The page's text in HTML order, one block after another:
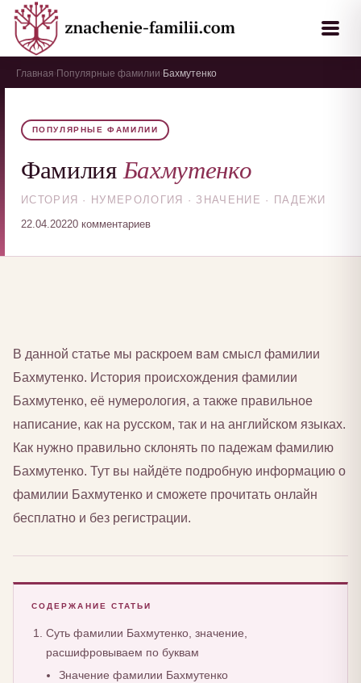
Главная Популярные фамилии Бахмутенко
ПОПУЛЯРНЫЕ ФАМИЛИИ
ФамилияБахмутенко
ИСТОРИЯ · НУМЕРОЛОГИЯ · ЗНАЧЕНИЕ · ПАДЕЖИ
22.04.20220 комментариев
В данной статье мы раскроем вам смысл фамилии
Бахмутенко. История происхождения фамилии
Бахмутенко, её нумерология, а также правильное
написание, как на русском, так и на английском языках.
Как нужно правильно склонять по падежам фамилию
Бахмутенко. Тут вы найдёте подробную информацию о
фамилии Бахмутенко и сможете прочитать онлайн
бесплатно и без регистрации.
СОДЕРЖАНИЕ СТАТЬИ
Суть фамилии Бахмутенко, значение,
расшифровываем по буквам
Значение фамилии Бахмутенко